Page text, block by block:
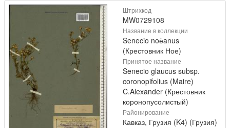
Штрихкод
MW0729108
Название в коллекции
Senecio noёanus
(Крестовник Ное)
Принятое название
Senecio glaucus subsp.
coronopifolius (Maire)
C.Alexander (Крестовник
коронопусолистый)
Районирование
Кавказ, Грузия (K4) (Грузия)